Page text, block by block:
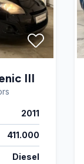
III
2011
411.000
Diesel